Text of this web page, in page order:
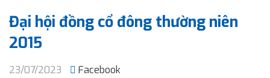
Đại hội đồng cổ đông thường niên
2015
23/07/2023 Facebook